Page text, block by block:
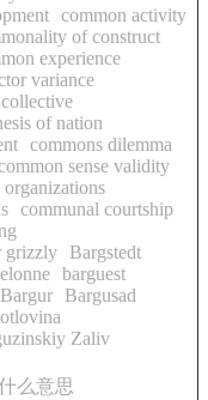
common activity
of construct
experience
variance
of nation
commons dilemma
sense validity
communal courtship
grizzly
Bargstedt
barguest
Bargur
Bargusad
Zaliv
么意思